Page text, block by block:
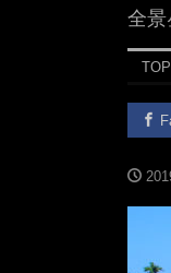
全景
TOP